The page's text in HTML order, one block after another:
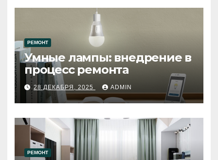
РЕМОНТ
Умные лампы: внедрение в
процесс ремонта
28 ДЕКАБРЯ, 2025 ADMIN
РЕМОНТ